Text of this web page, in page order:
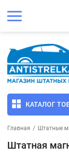
КАТАЛОГ
Главная / Штатные
Штатная